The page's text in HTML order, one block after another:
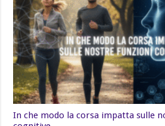
In che modo la corsa impatta sulle